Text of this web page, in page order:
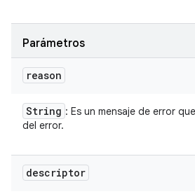
Parámetros
reason
String : Es un mensaje de error
del error.
descriptor